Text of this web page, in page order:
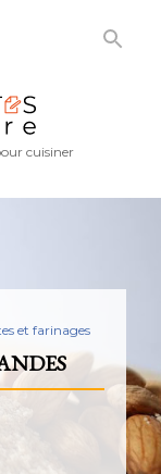
cuisiner
et farinages